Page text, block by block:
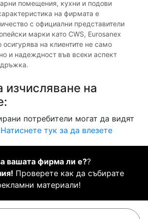
помещения, кухни и подови
на фирмата е
с официални представители
марки като CWS, Eurosanex
осигурява на клиентите не само
и надеждност във всеки аспект
изчисляване на
потребители могат да видят
Натиснете тук за да влезете
вашата фирма ли е??
Проверете как да събирате
материали!